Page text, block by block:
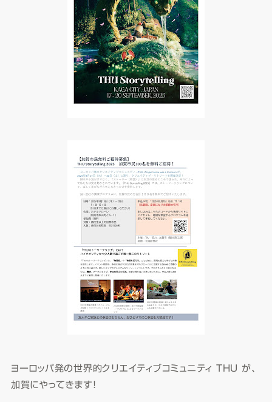
ヨーロッパ発の世界的クリエイティブコミュニティ THU が、
加賀にやってきます！